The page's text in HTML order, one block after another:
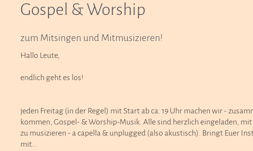
Gospel & Worship
zum Mitsingen und Mitmusizieren!
Hallo Leute,
endlich geht es los!
jeden Freitag (in der Regel) mit Start ab ca. 19 Uhr machen wir -
kommen, Gospel- & Worship-Musik. Alle sind herzlich eingeladen,
zu musizieren - a capella & unplugged (also akustisch). Bringt Euer
mit...